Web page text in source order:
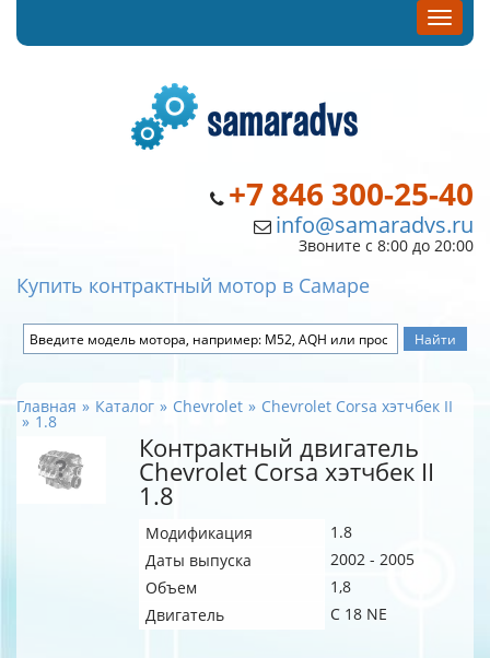
+7 846 300-25-40
info@samaradvs.ru
Звоните с 8:00 до 20:00
Купить контрактный мотор в Самаре
Главная Каталог Chevrolet Chevrolet Corsa хэтчбек II
1.8
Контрактный двигатель
Chevrolet Corsa хэтчбек II
1.8
Модификация
1.8
Даты выпуска
2002 - 2005
Объем
1,8
Двигатель
C 18 NE